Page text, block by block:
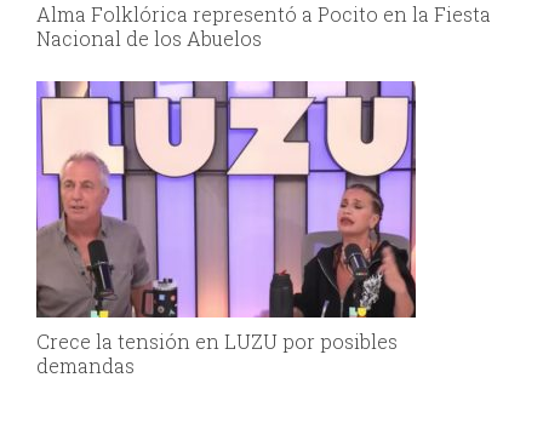
Alma Folklórica representó a Pocito en la Fiesta
Nacional de los Abuelos
Crece la tensión en LUZU por posibles
demandas